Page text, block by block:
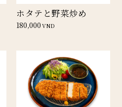
ホタテと野菜炒め
180,000VND